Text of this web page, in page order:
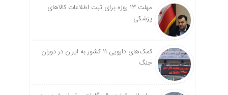
مهلت ۱۳ روزه برای ثبت اطلاعات کالاهای
پزشکی
کمک‌های دارویی ۱۱ کشور به ایران در دوران
جنگ